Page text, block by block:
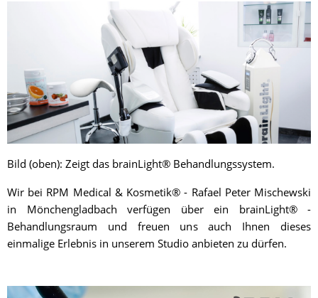
Bild (oben): Zeigt das brainLight® Behandlungssystem.
Wir bei RPM Medical & Kosmetik® - Rafael Peter Mischewski
in Mönchengladbach verfügen über ein brainLight® -
Behandlungsraum und freuen uns auch Ihnen dieses
einmalige Erlebnis in unserem Studio anbieten zu dürfen.